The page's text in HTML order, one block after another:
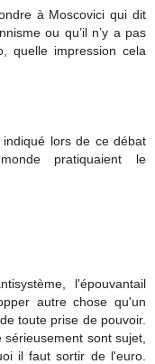
à Moscovici qui dit
ou qu’il n’y a pas
quelle impression cela
lors de ce débat
pratiquaient le
l'épouvantail
autre chose qu'un
toute prise de pouvoir.
sont sujet,
il faut sortir de l'euro.